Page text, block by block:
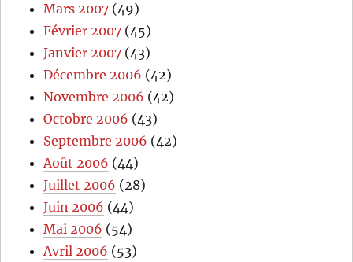
Mars 2007 (49)
Février 2007 (45)
Janvier 2007 (43)
Décembre 2006 (42)
Novembre 2006 (42)
Octobre 2006 (43)
Septembre 2006 (42)
Août 2006 (44)
Juillet 2006 (28)
Juin 2006 (44)
Mai 2006 (54)
Avril 2006 (53)